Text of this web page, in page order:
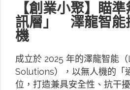
【創業小聚】瞄
訊層」 澤龍智能
機
成立於 2025 年的澤龍智能
Solutions），以無人機的「
位，打造兼具安全性、抗干